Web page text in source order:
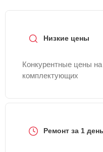
Низкие цены
Конкурентные цены
комплектующих
Ремонт за 1 день